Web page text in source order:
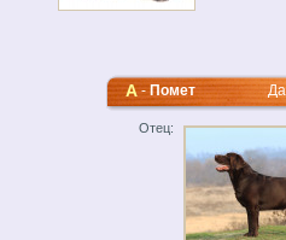
A-ПометДата
Отец: